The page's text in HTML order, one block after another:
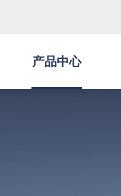
产品中心